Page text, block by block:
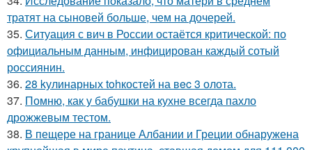
тратят на сыновей больше, чем на дочерей.
35. Ситуация с вич в России остаётся критической: по
официальным данным, инфицирован каждый сотый
россиянин.
36. 28 kулинарных tohкостей на вec 3 олота.
37. Помню, как у бабушки на кухне всегда пахло
дрожжевым тестом.
38. В пещере на границе Албании и Греции обнаружена